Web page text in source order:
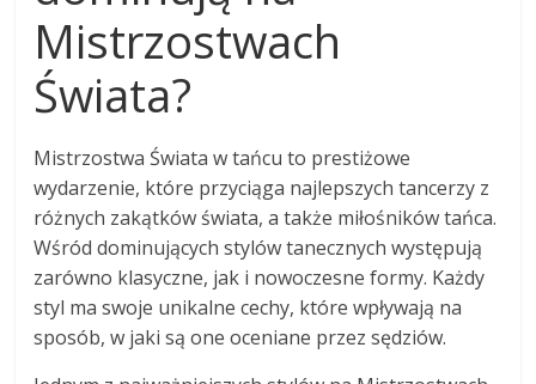
Mistrzostwach
Świata?
Mistrzostwa Świata w tańcu to prestiżowe
wydarzenie, które przyciąga najlepszych tancerzy z
różnych zakątków świata, a także miłośników tańca.
Wśród dominujących stylów tanecznych występują
zarówno klasyczne, jak i nowoczesne formy. Każdy
styl ma swoje unikalne cechy, które wpływają na
sposób, w jaki są one oceniane przez sędziów.